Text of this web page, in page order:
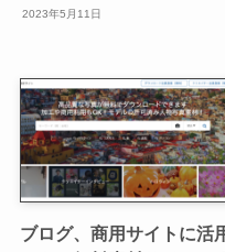
2023年5月11日
ブログ、商用サイトに活